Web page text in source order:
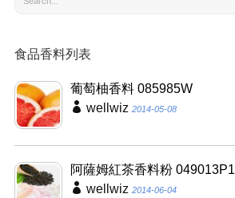
食品香料列表
葡萄柚香料 085985W
wellwiz 2014-05-08
阿薩姆紅茶香料粉 049013P1
wellwiz 2014-06-04